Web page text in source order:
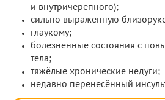
и внутричерепного);
сильно выраженную
глаукому;
болезненные состояния с
тела;
тяжёлые хронические недуги;
недавно перенесённый